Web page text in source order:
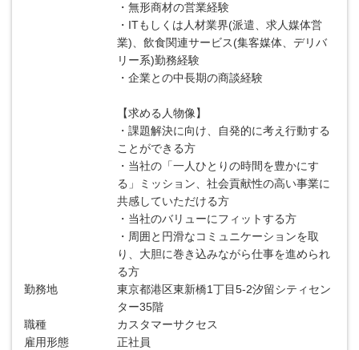
・無形商材の営業経験
・ITもしくは人材業界(派遣、求人媒体営
業)、飲食関連サービス(集客媒体、デリバ
リー系)勤務経験
・企業との中長期の商談経験
【求める人物像】
・課題解決に向け、自発的に考え行動する
ことができる方
・当社の「一人ひとりの時間を豊かにす
る」ミッション、社会貢献性の高い事業に
共感していただける方
・当社のバリューにフィットする方
・周囲と円滑なコミュニケーションを取
り、大胆に巻き込みながら仕事を進められ
る方
勤務地
東京都港区東新橋1丁目5-2汐留シティセン
ター35階
職種
カスタマーサクセス
雇用形態
正社員